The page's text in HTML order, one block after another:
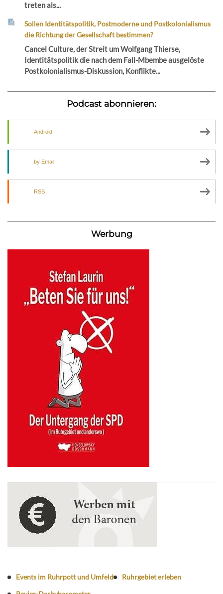
treten als...
Sollen Identitätspolitik, Postmoderne und Postkolonialismus
die Richtung der Gesellschaft bestimmen?
Cancel Culture, der Streit um Wolfgang Thierse,
Identitätspolitik die nach dem Fall-Mbembe ausgelöste
Postkolonialismus-Diskussion, Konflikte...
Podcast abonnieren:
Android
by Email
RSS
Werbung
Events im Ruhrpott und Umfeld
Ruhrgebiet erleben